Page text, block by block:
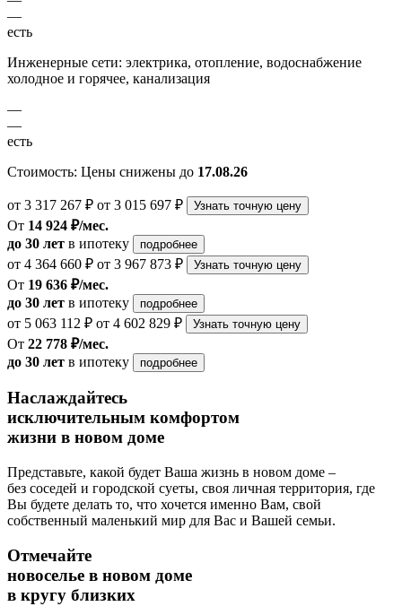
—
есть
Инженерные сети: электрика, отопление, водоснабжение
холодное и горячее, канализация
—
—
есть
Стоимость: Цены снижены до 17.08.26
от 3 317 267 ₽ от 3 015 697 ₽ Узнать точную цену
От 14 924 ₽/мес.
до 30 лет в ипотеку подробнее
от 4 364 660 ₽ от 3 967 873 ₽ Узнать точную цену
От 19 636 ₽/мес.
до 30 лет в ипотеку подробнее
от 5 063 112 ₽ от 4 602 829 ₽ Узнать точную цену
От 22 778 ₽/мес.
до 30 лет в ипотеку подробнее
Наслаждайтесь
исключительным комфортом
жизни в новом доме
Представьте, какой будет Ваша жизнь в новом доме –
без соседей и городской суеты, своя личная территория, где
Вы будете делать то, что хочется именно Вам, свой
собственный маленький мир для Вас и Вашей семьи.
Отмечайте
новоселье в новом доме
в кругу близких